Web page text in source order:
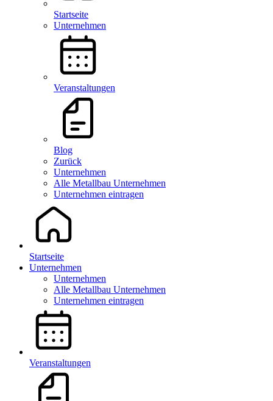
Startseite
Unternehmen
Veranstaltungen
Blog
Zurück
Unternehmen
Alle Metallbau Unternehmen
Unternehmen eintragen
Startseite
Unternehmen
Unternehmen
Alle Metallbau Unternehmen
Unternehmen eintragen
Veranstaltungen